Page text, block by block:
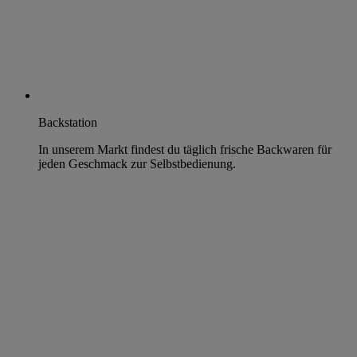
Backstation
In unserem Markt findest du täglich frische Backwaren für
jeden Geschmack zur Selbstbedienung.